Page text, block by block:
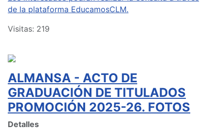
de la plataforma EducamosCLM.
Visitas: 219
ALMANSA - ACTO DE
GRADUACIÓN DE TITULADOS
PROMOCIÓN 2025-26. FOTOS
Detalles